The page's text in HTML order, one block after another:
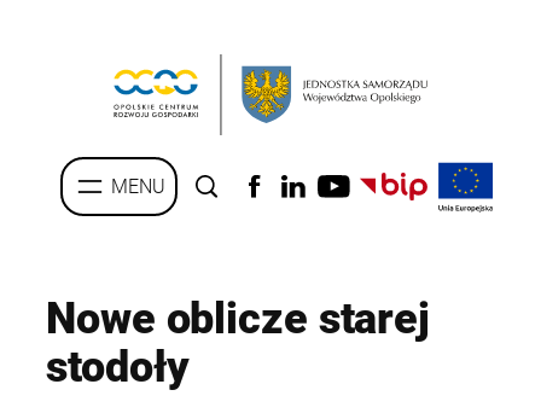
Nowe oblicze starej
stodoły